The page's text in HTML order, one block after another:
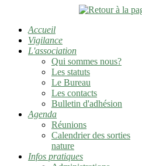
Accueil
Vigilance
L'association
Qui sommes nous?
Les statuts
Le Bureau
Les contacts
Bulletin d'adhésion
Agenda
Réunions
Calendrier des sorties
nature
Infos pratiques